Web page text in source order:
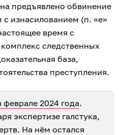
предъявлено обвинение
изнасилованием (п. «е»
время с
следственных
база,
преступления.
2024 года.
экспертизе галстука,
На нём остался